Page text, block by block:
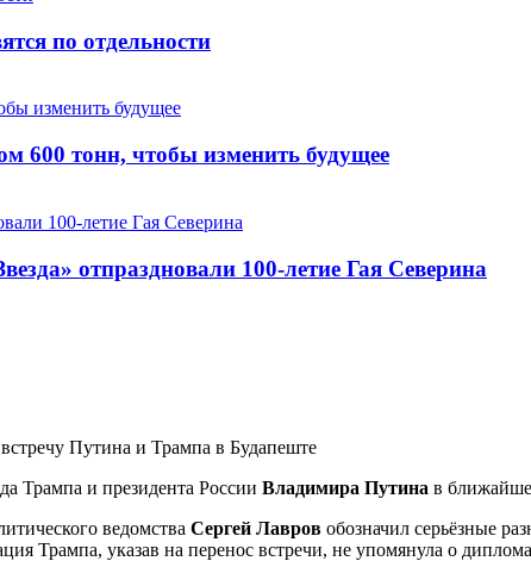
по отдельности
600 тонн, чтобы изменить будущее
отпраздновали 100-летие Гая Северина
Трампа и президента России Владимира Путина в
ведомства Сергей Лавров обозначил серьёзные
Трампа, указав на перенос встречи, не упомянула о